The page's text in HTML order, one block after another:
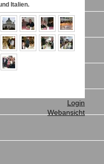
Italien.
Login
Webansicht